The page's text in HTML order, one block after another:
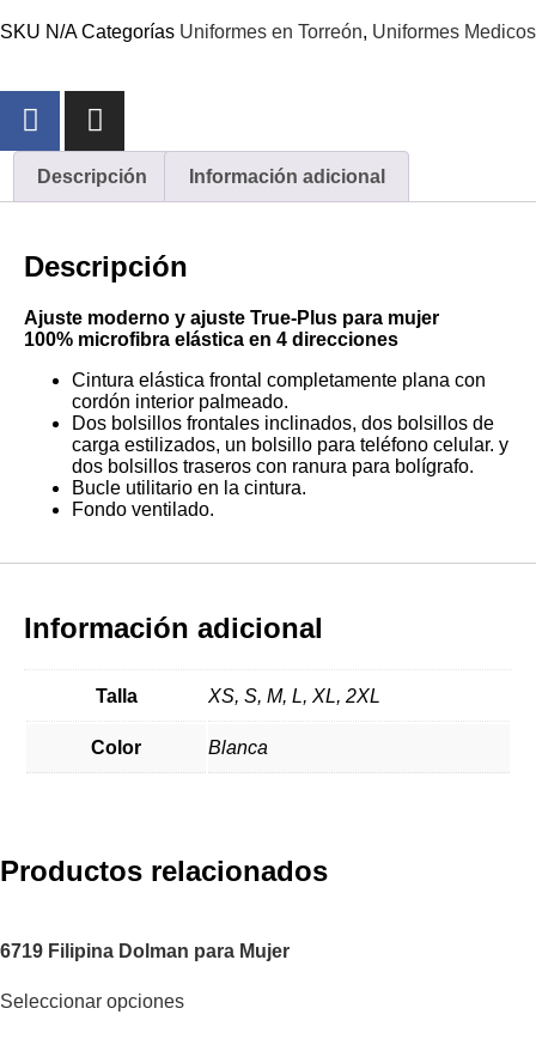
SKU N/ACategorías Uniformes en Torreón, Uniformes Medicos
Descripción Información adicional
Descripción
Ajuste moderno y ajuste True-Plus para mujer
100% microfibra elástica en 4 direcciones
Cintura elástica frontal completamente plana con
cordón interior palmeado.
Dos bolsillos frontales inclinados, dos bolsillos de
carga estilizados, un bolsillo para teléfono celular. y
dos bolsillos traseros con ranura para bolígrafo.
Bucle utilitario en la cintura.
Fondo ventilado.
Información adicional
Talla XS, S, M, L, XL, 2XL
Color Blanca
Productos relacionados
6719 Filipina Dolman para Mujer
Seleccionar opciones